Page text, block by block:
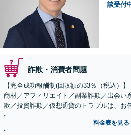
談受付
詐欺・消費者問題
【完全成功報酬制(回収額の33％（税込）
商材／アフィリエイト／副業詐欺／出会い
欺／投資詐欺／仮想通貨のトラブルは、お
のみで解決も可能！
料金表を見る